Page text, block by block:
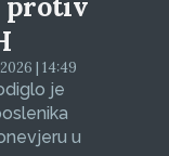
| 14:49
je
u